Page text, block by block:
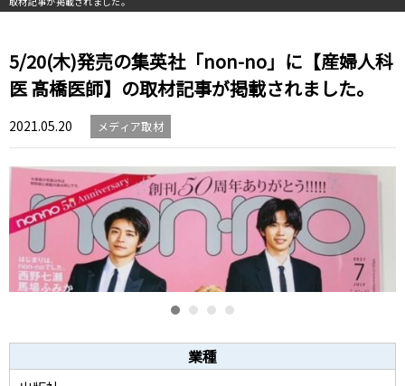
5/20(木)発売の集英社「non-no」に【産婦人科
医 髙橋医師】の取材記事が掲載されました。
2021.05.20 メディア取材
業種